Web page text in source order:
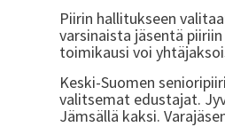
Piirin hallitukseen
varsinaista jäsentä
toimikausi voi
Keski-Suomen
valitsemat edustajat.
Jämsällä kaksi.